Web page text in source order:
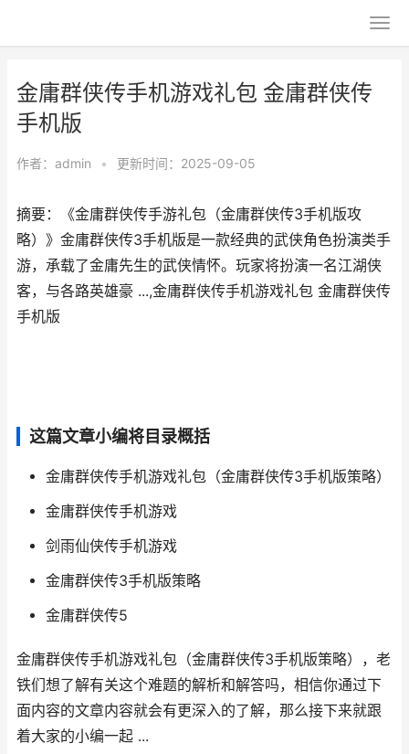
金庸群侠传手机游戏礼包 金庸群侠传
手机版
作者： admin • 更新时间：2025-09-05
摘要：《金庸群侠传手游礼包（金庸群侠传3手机版攻
略）》金庸群侠传3手机版是一款经典的武侠角色扮演类手
游，承载了金庸先生的武侠情怀。玩家将扮演一名江湖侠
客，与各路英雄豪 ...,金庸群侠传手机游戏礼包 金庸群侠传
手机版
这篇文章小编将目录概括
金庸群侠传手机游戏礼包（金庸群侠传3手机版策略）
金庸群侠传手机游戏
剑雨仙侠传手机游戏
金庸群侠传3手机版策略
金庸群侠传5
金庸群侠传手机游戏礼包（金庸群侠传3手机版策略），老
铁们想了解有关这个难题的解析和解答吗，相信你通过下
面内容的文章内容就会有更深入的了解，那么接下来就跟
着大家的小编一起 ...